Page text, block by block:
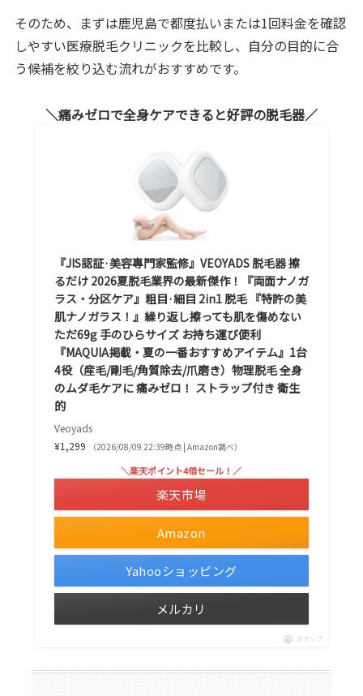
そのため、まずは鹿児島で都度払いまたは1回料金を確認
しやすい医療脱毛クリニックを比較し、自分の目的に合
う候補を絞り込む流れがおすすめです。
痛みゼロで全身ケアできると好評の脱毛器
『JIS認証·美容專門家監修』VEOYADS 脱毛器 擦
るだけ 2026夏脱毛業界の最新傑作！『両面ナノガ
ラス・分区ケア』粗目·細目 2in1 脱毛 『特許の美
肌ナノガラス！』繰り返し擦っても肌を傷めない
ただ69g 手のひらサイズ お持ち運び便利
『MAQUIA掲載・夏の一番おすすめアイテム』1台
4役（産毛/剛毛/角質除去/爪磨き）物理脱毛 全身
のムダ毛ケアに 痛みゼロ！ ストラップ付き 衛生
的
Veoyads
¥1,299
（2026/08/09 22:39時点 | Amazon調べ）
Amazon
＼楽天ポイント4倍セール！／
楽天市場
Yahooショッピング
メルカリ
ポチップ